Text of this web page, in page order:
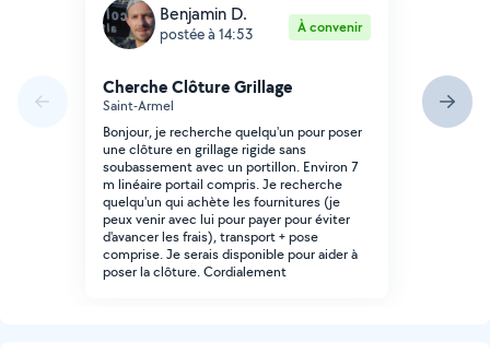
Benjamin D.
postée à 14:53 À convenir
Cherche Clôture Grillage
Saint-Armel
Bonjour, je recherche quelqu'un pour poser
une clôture en grillage rigide sans
soubassement avec un portillon. Environ 7
m linéaire portail compris. Je recherche
quelqu'un qui achète les fournitures (je
peux venir avec lui pour payer pour éviter
d'avancer les frais), transport + pose
comprise. Je serais disponible pour aider à
poser la clôture. Cordialement